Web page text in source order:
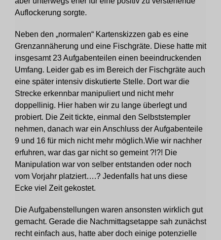
Auflockerung sorgte.
Neben den „normalen“ Kartenskizzen gab es eine
Grenzannäherung und eine Fischgräte. Diese hatte mit
insgesamt 23 Aufgabenteilen einen beeindruckenden
Umfang. Leider gab es im Bereich der Fischgräte auch
eine später intensiv diskutierte Stelle. Dort war die
Strecke erkennbar manipuliert und nicht mehr
doppellinig. Hier haben wir zu lange überlegt und
probiert. Die Zeit tickte, einmal den Selbststempler
nehmen, danach war ein Anschluss der Aufgabenteile
9 und 16 für mich nicht mehr möglich.Wie wir nachher
erfuhren, war das gar nicht so gemeint ?!?! Die
Manipulation war von selber entstanden oder noch
vom Vorjahr platziert….? Jedenfalls hat uns diese
Ecke viel Zeit gekostet.
Die Aufgabenstellungen waren ansonsten wirklich gut
gemacht. Gerade die Nachmittagsetappe sah zunächst
recht einfach aus, hatte aber doch einige potenzielle